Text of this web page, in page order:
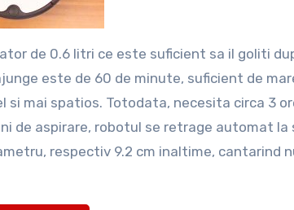
de 0.6 litri ce este suficient sa il goliti
este de 60 de minute, suficient de
mai spatios. Totodata, necesita circa 3
de aspirare, robotul se retrage automat
respectiv 9.2 cm inaltime, cantarind